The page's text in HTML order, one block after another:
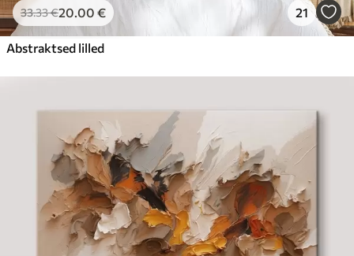
33.33€20.00 € 21
Abstraktsed lilled